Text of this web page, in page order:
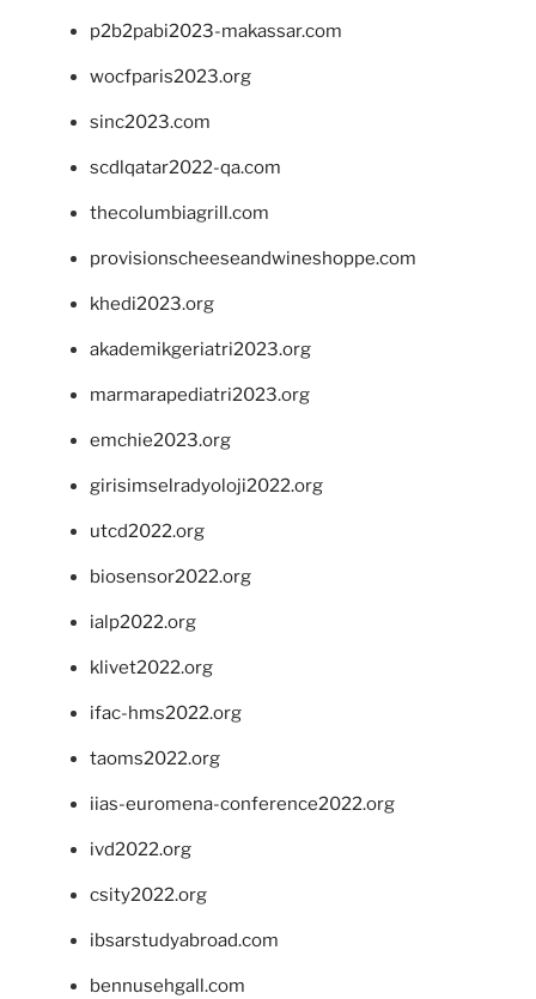
p2b2pabi2023-makassar.com
wocfparis2023.org
sinc2023.com
scdlqatar2022-qa.com
thecolumbiagrill.com
provisionscheeseandwineshoppe.com
khedi2023.org
akademikgeriatri2023.org
marmarapediatri2023.org
emchie2023.org
girisimselradyoloji2022.org
utcd2022.org
biosensor2022.org
ialp2022.org
klivet2022.org
ifac-hms2022.org
taoms2022.org
iias-euromena-conference2022.org
ivd2022.org
csity2022.org
ibsarstudyabroad.com
bennusehgall.com